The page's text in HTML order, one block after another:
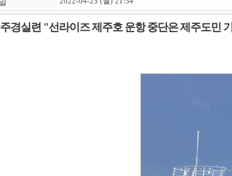
경실련 "선라이즈 제주호 운항 중단은 제주도민